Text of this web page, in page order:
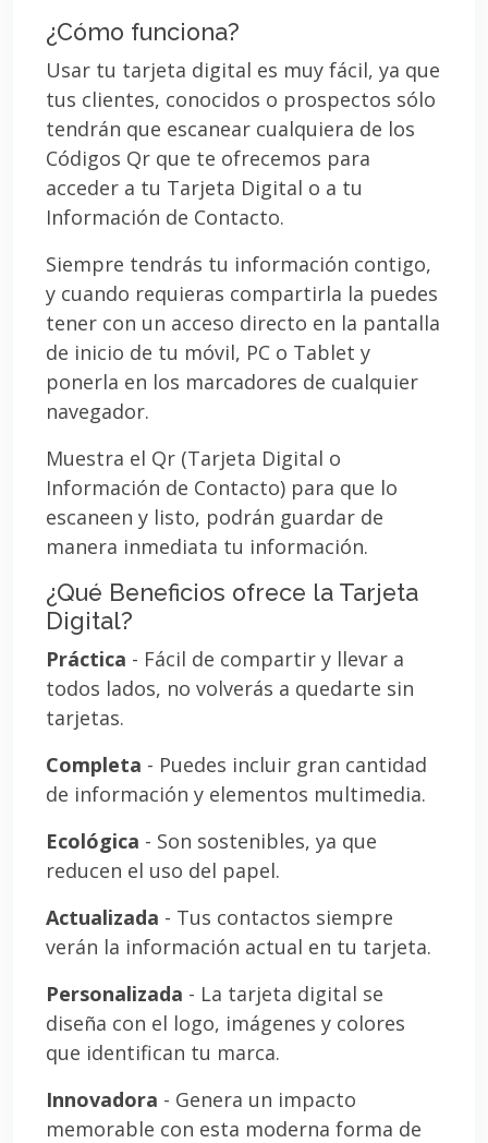
¿Cómo funciona?
Usar tu tarjeta digital es muy fácil, ya que
tus clientes, conocidos o prospectos sólo
tendrán que escanear cualquiera de los
Códigos Qr que te ofrecemos para
acceder a tu Tarjeta Digital o a tu
Información de Contacto.
Siempre tendrás tu información contigo,
y cuando requieras compartirla la puedes
tener con un acceso directo en la pantalla
de inicio de tu móvil, PC o Tablet y
ponerla en los marcadores de cualquier
navegador.
Muestra el Qr (Tarjeta Digital o
Información de Contacto) para que lo
escaneen y listo, podrán guardar de
manera inmediata tu información.
¿Qué Beneficios ofrece la Tarjeta
Digital?
Práctica - Fácil de compartir y llevar a
todos lados, no volverás a quedarte sin
tarjetas.
Completa - Puedes incluir gran cantidad
de información y elementos multimedia.
Ecológica - Son sostenibles, ya que
reducen el uso del papel.
Actualizada - Tus contactos siempre
verán la información actual en tu tarjeta.
Personalizada - La tarjeta digital se
diseña con el logo, imágenes y colores
que identifican tu marca.
Innovadora - Genera un impacto
memorable con esta moderna forma de